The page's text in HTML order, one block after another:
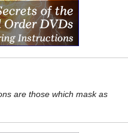
are those which mask as